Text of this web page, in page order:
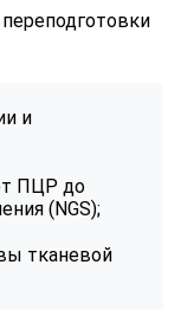
и
ПЦР до
(NGS);
тканевой